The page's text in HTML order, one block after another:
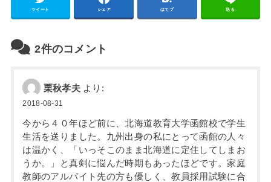
ツイート シェア はてブ 送る
2件のコメント
栗秋孝夫 より:
2018-08-31
今から４０年ほど前に、北海道教育大学函館校で学生
生活を送りました。九州出身の私にとって函館の人々
は温かく、「いっそこのまま北海道に定住してしまお
うか。」と真剣に悩んだ時期もあったほどです。家庭
教師のアルバイト先の方も優しく、教員採用試験に合